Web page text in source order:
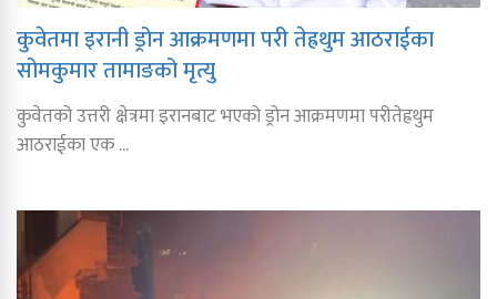
कुवेतमा इरानी ड्रोन आक्रमणमा परी तेह्रथुम आठराईका
सोमकुमार तामाङको मृत्यु
कुवेतको उत्तरी क्षेत्रमा इरानबाट भएको ड्रोन आक्रमणमा परीतेह्रथुम
आठराईका एक ...